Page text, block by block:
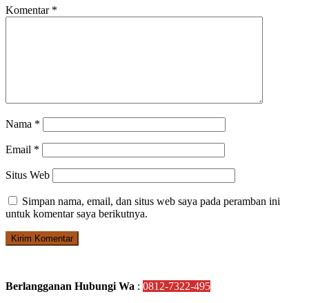
Komentar *
Nama *
Email *
Situs Web
Simpan nama, email, dan situs web saya pada peramban ini
untuk komentar saya berikutnya.
Berlangganan Hubungi Wa : 0812-7322-495